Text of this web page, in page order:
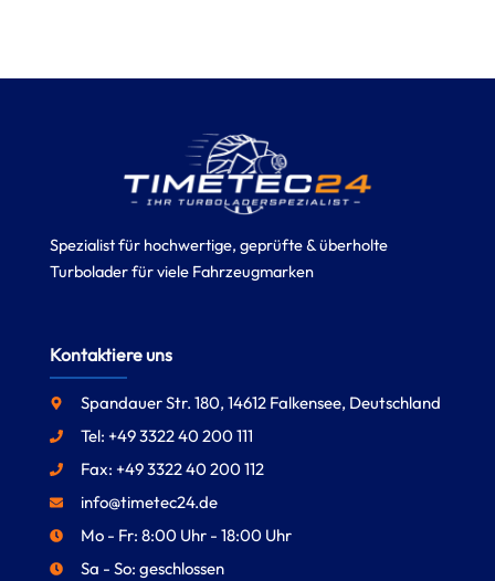
Spezialist für hochwertige, geprüfte & überholte
Turbolader für viele Fahrzeugmarken
Kontaktiere uns
Spandauer Str. 180, 14612 Falkensee, Deutschland
Tel: +49 3322 40 200 111
Fax: +49 3322 40 200 112
info@timetec24.de
Mo - Fr: 8:00 Uhr - 18:00 Uhr
Sa - So: geschlossen